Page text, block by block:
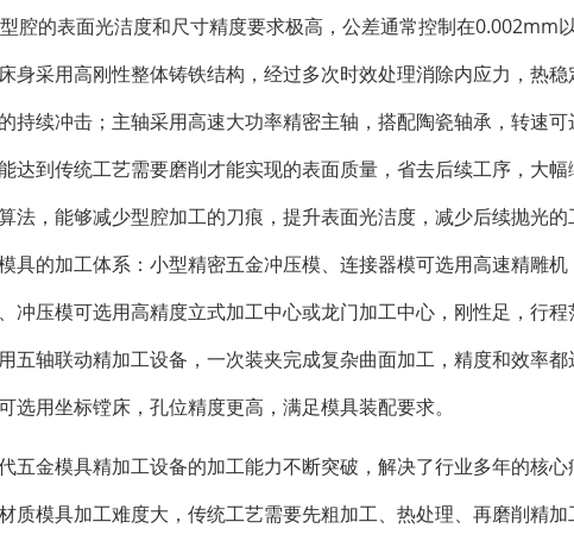
腔的表面光洁度和尺寸精度要求极高，公差通常控制在0.002mm
身采用高刚性整体铸铁结构，经过多次时效处理消除内应力，热
持续冲击；主轴采用高速大功率精密主轴，搭配陶瓷轴承，转速
达到传统工艺需要磨削才能实现的表面质量，省去后续工序，大
法，能够减少型腔加工的刀痕，提升表面光洁度，减少后续抛光
具的加工体系：小型精密五金冲压模、连接器模可选用高速精雕
冲压模可选用高精度立式加工中心或龙门加工中心，刚性足，行
五轴联动精加工设备，一次装夹完成复杂曲面加工，精度和效率
选用坐标镗床，孔位精度更高，满足模具装配要求。
五金模具精加工设备的加工能力不断突破，解决了行业多年的核
质模具加工难度大，传统工艺需要先粗加工、热处理、再磨削精